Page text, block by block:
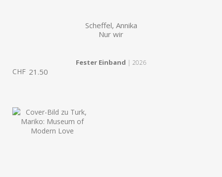
Scheffel, Annika
Nur wir
Fester Einband | 2026
CHF 21.50